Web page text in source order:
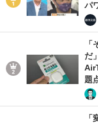
パ
だ
題